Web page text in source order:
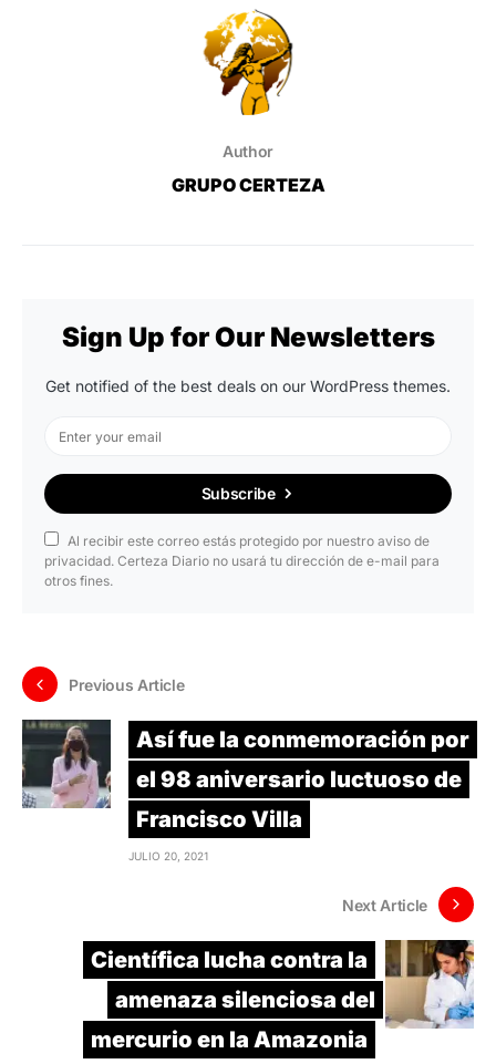
Author
GRUPO CERTEZA
Sign Up for Our Newsletters
Get notified of the best deals on our WordPress themes.
Subscribe
Al recibir este correo estás protegido por nuestro aviso de
privacidad. Certeza Diario no usará tu dirección de e-mail para
otros fines.
Previous Article
Así fue la conmemoración por
el 98 aniversario luctuoso de
Francisco Villa
JULIO 20, 2021
Next Article
Científica lucha contra la
amenaza silenciosa del
mercurio en la Amazonia